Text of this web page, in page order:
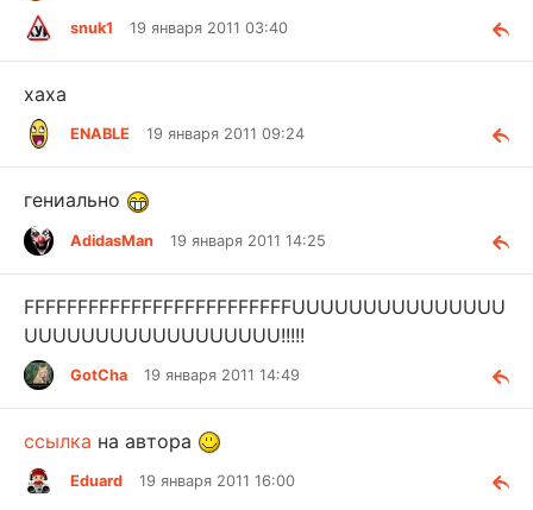
snuk1 19 января 2011 03:40
хаха
ENABLE 19 января 2011 09:24
гениально
AdidasMan 19 января 2011 14:25
FFFFFFFFFFFFFFFFFFFFFFFFFUUUUUUUUUUUUUUU
UUUUUUUUUUUUUUUUUU!!!!!
GotCha 19 января 2011 14:49
ссылка на автора
Eduard 19 января 2011 16:00